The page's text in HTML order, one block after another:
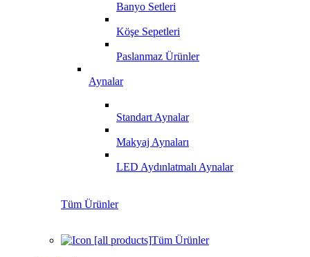
Banyo Setleri
Köşe Sepetleri
Paslanmaz Ürünler
Aynalar
Standart Aynalar
Makyaj Aynaları
LED Aydınlatmalı Aynalar
Tüm Ürünler
Tüm Ürünler